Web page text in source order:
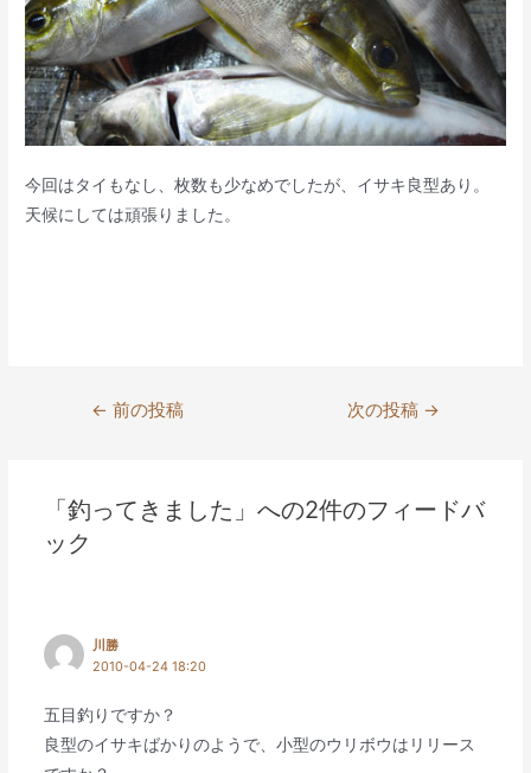
今回はタイもなし、枚数も少なめでしたが、イサキ良型あり。
天候にしては頑張りました。
ゲ
ー
ン
← 前の投稿 次の投稿 →
「釣ってきました」への2件のフィードバ
ック
川勝
2010-04-24 18:20
五目釣りですか？
良型のイサキばかりのようで、小型のウリボウはリリース